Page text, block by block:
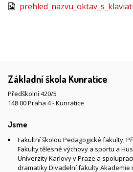
Základní škola Kunratice
Předškolní 420/5
148 00 Praha 4 - Kunratice
Jsme
Fakultní školou Pedagogické fakulty,
Fakulty tělesné výchovy a sportu a
Univerzity Karlovy v Praze a
dramatiky Divadelní fakulty Akademie